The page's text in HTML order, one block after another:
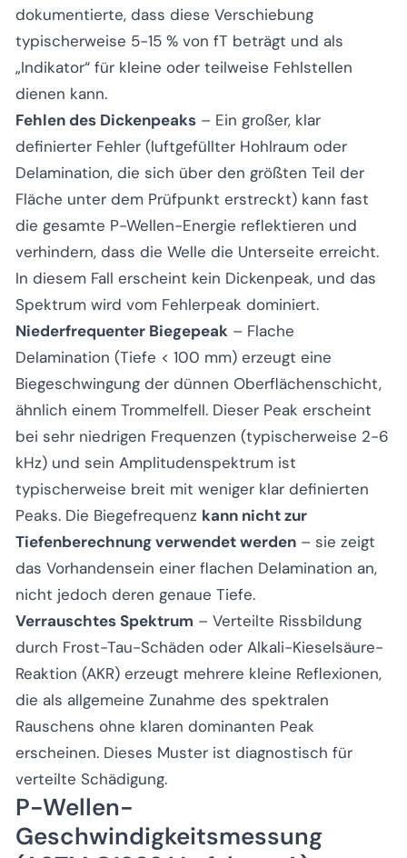
dokumentierte, dass diese Verschiebung
typischerweise 5-15 % von fT beträgt und als
„Indikator“ für kleine oder teilweise Fehlstellen
dienen kann.
Fehlen des Dickenpeaks – Ein großer, klar
definierter Fehler (luftgefüllter Hohlraum oder
Delamination, die sich über den größten Teil der
Fläche unter dem Prüfpunkt erstreckt) kann fast
die gesamte P-Wellen-Energie reflektieren und
verhindern, dass die Welle die Unterseite erreicht.
In diesem Fall erscheint kein Dickenpeak, und das
Spektrum wird vom Fehlerpeak dominiert.
Niederfrequenter Biegepeak – Flache
Delamination (Tiefe < 100 mm) erzeugt eine
Biegeschwingung der dünnen Oberflächenschicht,
ähnlich einem Trommelfell. Dieser Peak erscheint
bei sehr niedrigen Frequenzen (typischerweise 2-6
kHz) und sein Amplitudenspektrum ist
typischerweise breit mit weniger klar definierten
Peaks. Die Biegefrequenz kann nicht zur
Tiefenberechnung verwendet werden – sie zeigt
das Vorhandensein einer flachen Delamination an,
nicht jedoch deren genaue Tiefe.
Verrauschtes Spektrum – Verteilte Rissbildung
durch Frost-Tau-Schäden oder Alkali-Kieselsäure-
Reaktion (AKR) erzeugt mehrere kleine Reflexionen,
die als allgemeine Zunahme des spektralen
Rauschens ohne klaren dominanten Peak
erscheinen. Dieses Muster ist diagnostisch für
verteilte Schädigung.
P-Wellen-
Geschwindigkeitsmessung